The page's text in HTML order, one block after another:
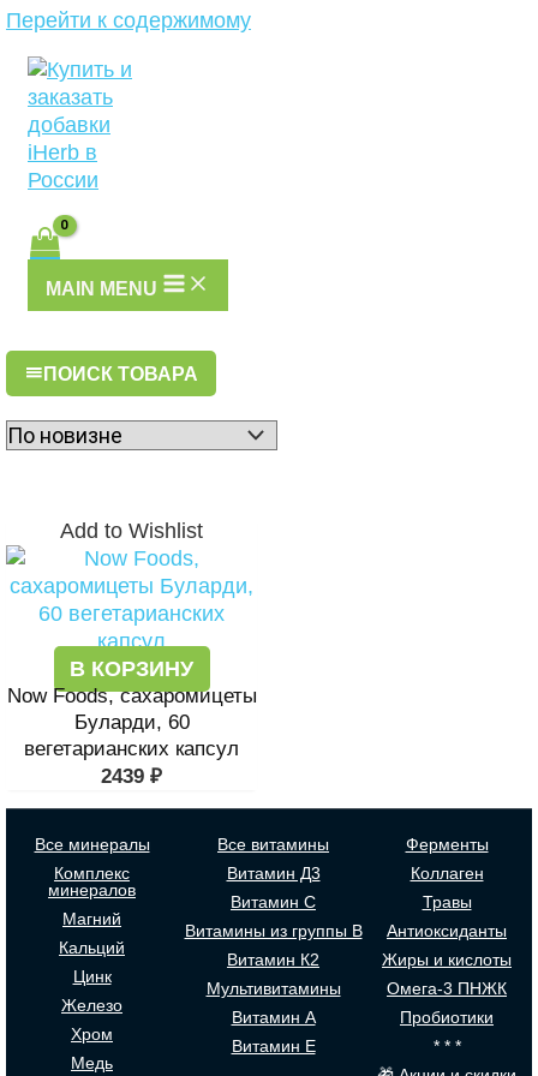
Перейти к содержимому
MAIN MENU
ПОИСК ТОВАРА
Add to Wishlist
В КОРЗИНУ
Now Foods, сахаромицеты
Буларди, 60
вегетарианских капсул
2439 ₽
Все минералы
Комплекс
минералов
Магний
Кальций
Цинк
Железо
Хром
Медь
Все витамины
Витамин Д3
Витамин С
Витамины из группы В
Витамин К2
Мультивитамины
Витамин А
Витамин Е
Ферменты
Коллаген
Травы
Антиоксиданты
Жиры и кислоты
Омега-3 ПНЖК
Пробиотики
* * *